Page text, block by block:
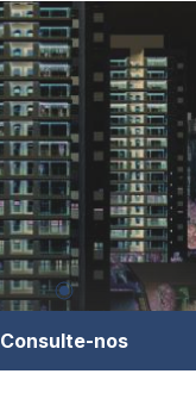
Consulte-nos